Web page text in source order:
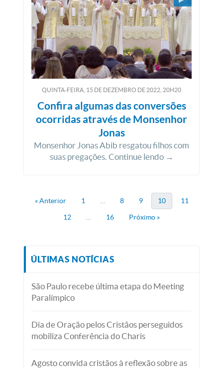
QUINTA-FEIRA, 15 DE DEZEMBRO DE 2022, 20H20
Confira algumas das conversões
ocorridas através de Monsenhor
Jonas
Monsenhor Jonas Abib resgatou filhos com
suas pregações. Continue lendo →
« Anterior 1 8 9 10 11
12 16 Próximo »
ÚLTIMAS NOTÍCIAS
São Paulo recebe última etapa do Meeting
Paralímpico
Dia de Oração pelos Cristãos perseguidos
mobiliza Conferência do Charis
Agosto convida cristãos à reflexão sobre as